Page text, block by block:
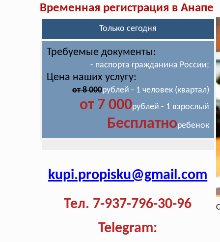
Временная регистрация в Анапе
Только сегодня
Требуемые документы:
- паспорта гражданина России;
Цена наших услугу:
от 8 000рублей - 1 человек (квартал)
от 7 000рублей - 1 взрослый
Бесплатноребенок
kupi.propisku@gmail.com
Тел. 7-937-796-30-96
Telegram: